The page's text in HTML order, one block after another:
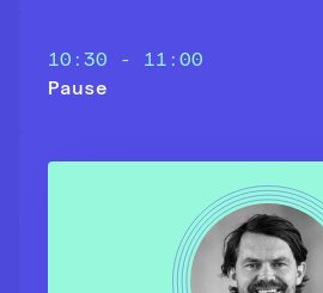
Pause
10:30 - 11:00